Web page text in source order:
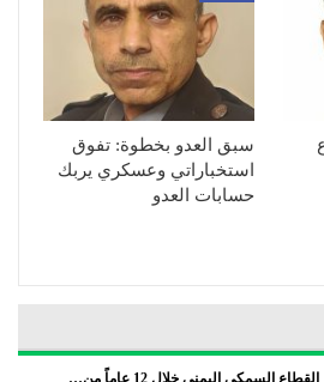
سبق العدو بخطوة: تفوق
استخباراتي وعسكري يربك
حسابات العدو
السمكي اليمني خلال 12 عاماً من…